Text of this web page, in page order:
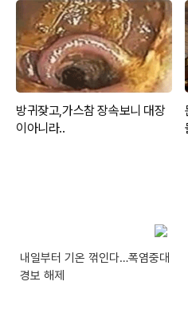
내일부터 기온 꺾인다…폭염중대
경보 해제